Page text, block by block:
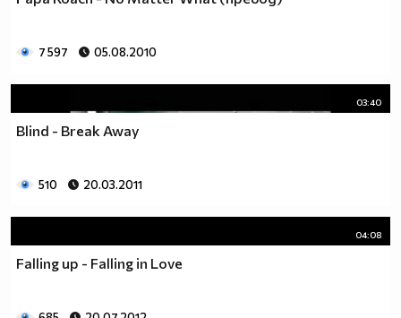
7 597 05.08.2010
03:40
Blind - Break Away
510 20.03.2011
04:08
Falling up - Falling in Love